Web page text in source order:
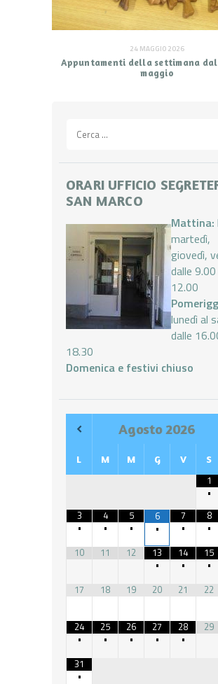
24 MAGGIO 2026
Appuntamenti della settimana dal
maggio
per:
ORARI UFFICIO
SAN MARCO
Mattina:
martedì,
giovedì,
dalle
12.00
lunedì al
dalle
18.30
Domenica e festivi chiuso
Agosto2026
L M M G V S
1
•
3
•
4
•
5
•
6
•
7
•
8
•
10 11 12
13
•
14
•
15
•
17
18 19 20 21 22
24
•
25
•
26
•
27
•
28
•
29
31
•